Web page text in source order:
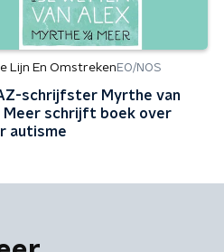
Lijn En Omstreken EO/NOS
schrijfster Myrthe van
Meer schrijft boek over
autisme